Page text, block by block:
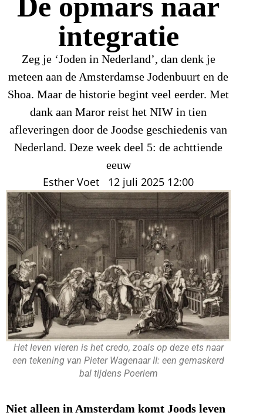
integratie
Zeg je ‘Joden in Nederland’, dan denk je
meteen aan de Amsterdamse Jodenbuurt en de
Shoa. Maar de historie begint veel eerder. Met
dank aan Maror reist het NIW in tien
afleveringen door de Joodse geschiedenis van
Nederland. Deze week deel 5: de achttiende
eeuw
Esther Voet 12 juli 2025 12:00
Het leven vieren is het credo, zoals op deze ets naar
een tekening van Pieter Wagenaar II: een gemaskerd
bal tijdens Poeriem
Niet alleen in Amsterdam komt Joods leven